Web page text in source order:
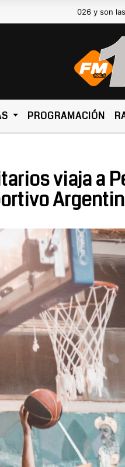
de 2026 y son las 07:27 -
PROGRAMACIÓN
viaja a